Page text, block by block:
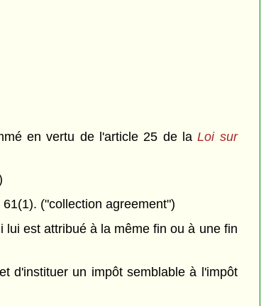
en vertu de l'article 25 de laLoi sur
("collection agreement")
est attribué à la même fin ou à une fin
d'instituer un impôt semblable à l'impôt